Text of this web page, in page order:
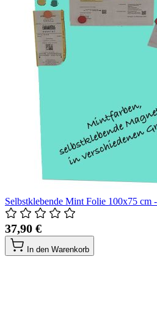
Selbstklebende Mint Folie 100x75 cm
37,90 €
In den Warenkorb